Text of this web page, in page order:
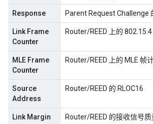
Response Parent Request Challenge
Link Frame
Counter
Router/REED 上的
MLE Frame
Counter
Router/REED 上的 MLE 帧
Source
Address
Router/REED 的 RLOC16
Link Margin Router/REED 的接收信号质